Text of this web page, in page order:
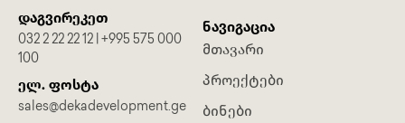
დაგვირეკეთ
032 2 22 22 12 | +995 575 000
100
ელ. ფოსტა
sales@dekadevelopment.ge
ნავიგაცია
მთავარი
პროექტები
ბინები